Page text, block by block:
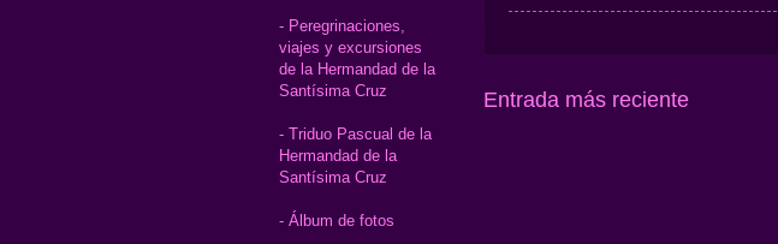
Entrada más reciente
- Peregrinaciones,
viajes y excursiones
de la Hermandad de la
Santísima Cruz
- Triduo Pascual de la
Hermandad de la
Santísima Cruz
- Álbum de fotos